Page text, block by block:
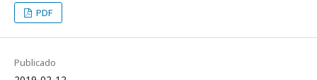
PDF
Publicado